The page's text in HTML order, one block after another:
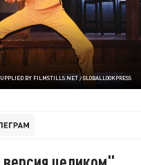
BY FILMSTILLS.NET / GLOBALLOOKPRESS